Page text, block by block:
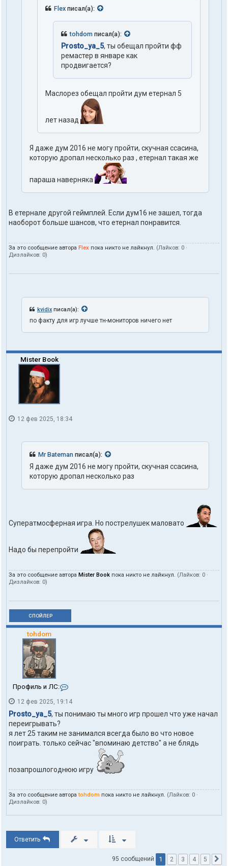
Flex писал(а):
tohdom писал(а):
Prosto_ya_5, ты обещал пройти фф
ремастер в январе как
продвигается?
Маслорез обещал пройти дум етернал 5
лет назад
Я даже дум 2016 не могу пройти, скучная ссасина,
которую дропал несколько раз , етернал такая же
параша наверняка
В етернале другой геймплей. Если дум16 не зашел, тогда
наоборот больше шансов, что етернал понравится.
За это сообщение автора Flex пока никто не лайкнул. (Лайков: 0 ·
Дизлайков: 0)
kvidix писал(а):
по факту для игр лучше тн-мониторов ничего нет
Mister Book
12 фев 2025, 18:34
Mr Bateman писал(а):
Я даже дум 2016 не могу пройти, скучная ссасина,
которую дропал несколько раз
Суператмосферная игра. Но пострелушек маловато
Надо бы перепройти
За это сообщение автора Mister Book пока никто не лайкнул. (Лайков: 0 ·
Дизлайков: 0)
СПОЙЛЕР
tohdom
Профиль и ЛС:
н
т
а
т
ы
л
о
т
я
12 фев 2025, 19:14
Prosto_ya_5, ты понимаю ты много игр прошел что уже начал
переигрывать?
я лет 25 таким не занимался всегда было во что новое
поиграть. только сейчас "впоминаю детство" а не блядь
позапрошлогоднюю игру
За это сообщение автораtohdom пока никто не лайкнул. (Лайков: 0 ·
Дизлайков: 0)
Ответить
95 сообщений 1 2 3 4 5